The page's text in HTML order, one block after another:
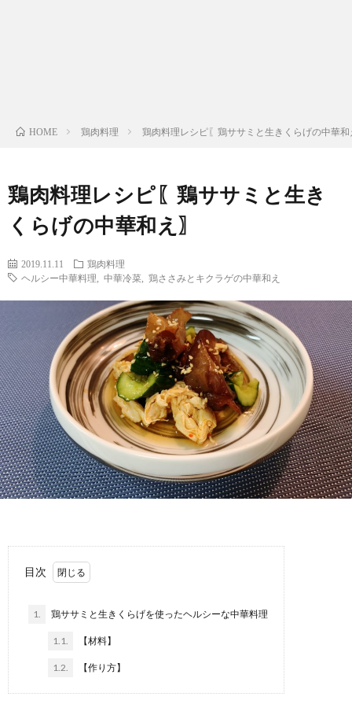
HOME 鶏肉料理 鶏肉料理レシピ〖鶏ササミと生きくらげの中華和
鶏肉料理レシピ〖鶏ササミと生き
くらげの中華和え〗
2019.11.11
鶏肉料理
ヘルシー中華料理
中華冷菜 鶏ささみとキクラゲの中華和え
目次
1. 鶏ササミと生きくらげを使ったヘルシーな中華料理
1.1. 【材料】
1.2. 【作り方】